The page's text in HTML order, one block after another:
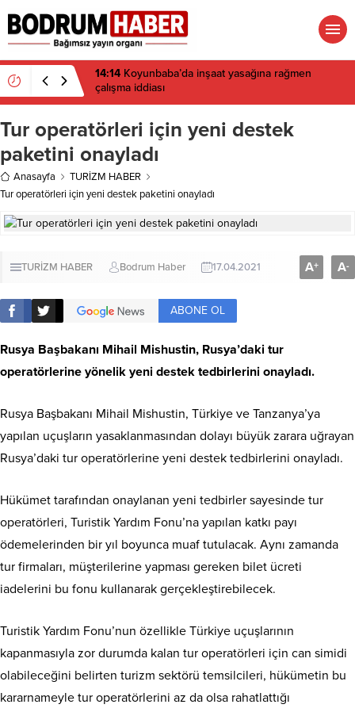
14:14 Koyunbaba’da inşaat yasağına rağmen
çalışma iddiası
Tur operatörleri için yeni destek
paketini onayladı
Anasayfa
TURİZM HABER
Tur operatörleri için yeni destek paketini onayladı
TURİZM HABER Bodrum Haber 17.04.2021 A+ A-
ABONE OL
Rusya Başbakanı Mihail Mishustin, Rusya’daki tur
operatörlerine yönelik yeni destek tedbirlerini onayladı.
Rusya Başbakanı Mihail Mishustin, Türkiye ve Tanzanya’ya
yapılan uçuşların yasaklanmasından dolayı büyük zarara uğrayan
Rusya’daki tur operatörlerine yeni destek tedbirlerini onayladı.
Hükümet tarafından onaylanan yeni tedbirler sayesinde tur
operatörleri, Turistik Yardım Fonu’na yapılan katkı payı
ödemelerinden bir yıl boyunca muaf tutulacak. Aynı zamanda
tur firmaları, müşterilerine yapması gereken bilet ücreti
iadelerini bu fonu kullanarak gerçekleştirebilecek.
Turistik Yardım Fonu’nun özellikle Türkiye uçuşlarının
kapanmasıyla zor durumda kalan tur operatörleri için can simidi
olabileceğini belirten turizm sektörü temsilcileri, hükümetin bu
kararnameyle tur operatörlerini az da olsa rahatlattığı